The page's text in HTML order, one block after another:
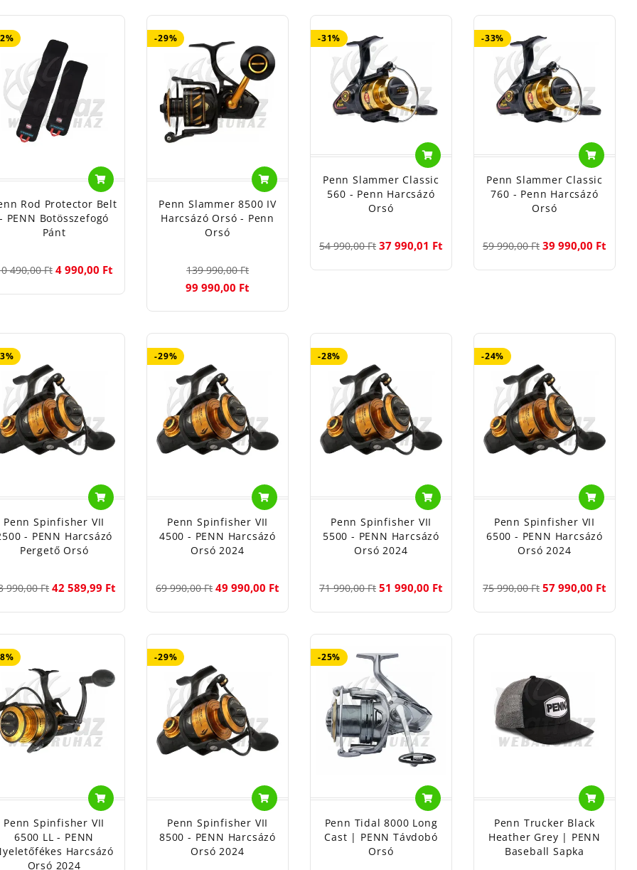
Rod Protector Belt
- PENN Botösszefogó
Pánt
490,00 Ft 4 990,00 Ft
-29%
Penn Slammer 8500 IV
Harcsázó Orsó - Penn
Orsó
139 990,00 Ft
99 990,00 Ft
-31%
Penn Slammer Classic
560 - Penn Harcsázó
Orsó
54 990,00 Ft 37 990,01 Ft
-33%
Penn Slammer Classic
760 - Penn Harcsázó
Orsó
59 990,00 Ft 39 990,00 Ft
Penn Spinfisher VII
- PENN Harcsázó
Pergető Orsó
990,00 Ft 42 589,99 Ft
-29%
Penn Spinfisher VII
4500 - PENN Harcsázó
Orsó 2024
69 990,00 Ft 49 990,00 Ft
-28%
Penn Spinfisher VII
5500 - PENN Harcsázó
Orsó 2024
71 990,00 Ft 51 990,00 Ft
-24%
Penn Spinfisher VII
6500 - PENN Harcsázó
Orsó 2024
75 990,00 Ft 57 990,00 Ft
Penn Spinfisher VII
6500 LL - PENN
Harcsázó
Orsó 2024
-29%
Penn Spinfisher VII
8500 - PENN Harcsázó
Orsó 2024
-25%
Penn Tidal 8000 Long
Cast | PENN Távdobó
Orsó
Penn Trucker Black
Heather Grey | PENN
Baseball Sapka